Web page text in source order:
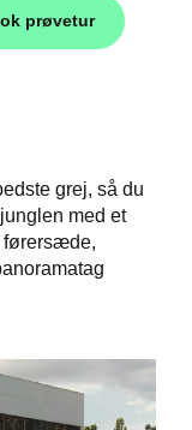
prøvetur
grej, så du
med et
førersæde,